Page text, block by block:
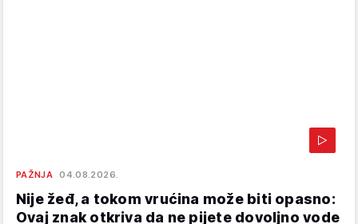
PAŽNJA 04.08.2026.
Nije žeđ, a tokom vrućina može biti opasno:
Ovaj znak otkriva da ne pijete dovoljno vode